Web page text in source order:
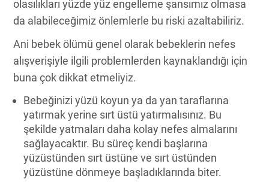
olasılıkları yüzde yüz engelleme şansımız olmasa
da alabileceğimiz önlemlerle bu riski azaltabiliriz.
Ani bebek ölümü genel olarak bebeklerin nefes
alışverişiyle ilgili problemlerden kaynaklandığı için
buna çok dikkat etmeliyiz.
Bebeğinizi yüzü koyun ya da yan taraflarına
yatırmak yerine sırt üstü yatırmalısınız. Bu
şekilde yatmaları daha kolay nefes almalarını
sağlayacaktır. Bu süreç kendi başlarına
yüzüstünden sırt üstüne ve sırt üstünden
yüzüstüne dönmeye başladıklarında biter.